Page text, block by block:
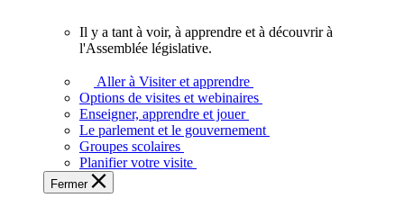
voir,
apprendre
et
à
Il y a tant à voir, à apprendre et à découvrir à
l'Assemblée législative.
Aller à Visiter et apprendre
Options de visites et webinaires
Enseigner, apprendre et jouer
Le parlement et le gouvernement
Groupes scolaires
Planifier votre visite
Fermer